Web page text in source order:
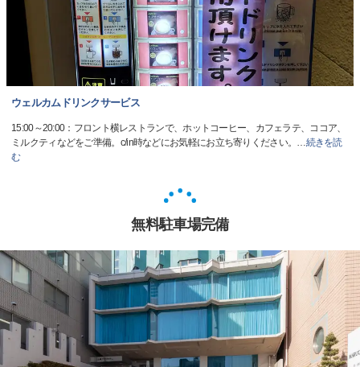
ウェルカムドリンクサービス
15:00～20:00：フロント横レストランで、ホットコーヒー、カフェラテ、ココア、
ミルクティなどをご準備。c/in時などにお気軽にお立ち寄りください。 …続きを読
む
無料駐車場完備